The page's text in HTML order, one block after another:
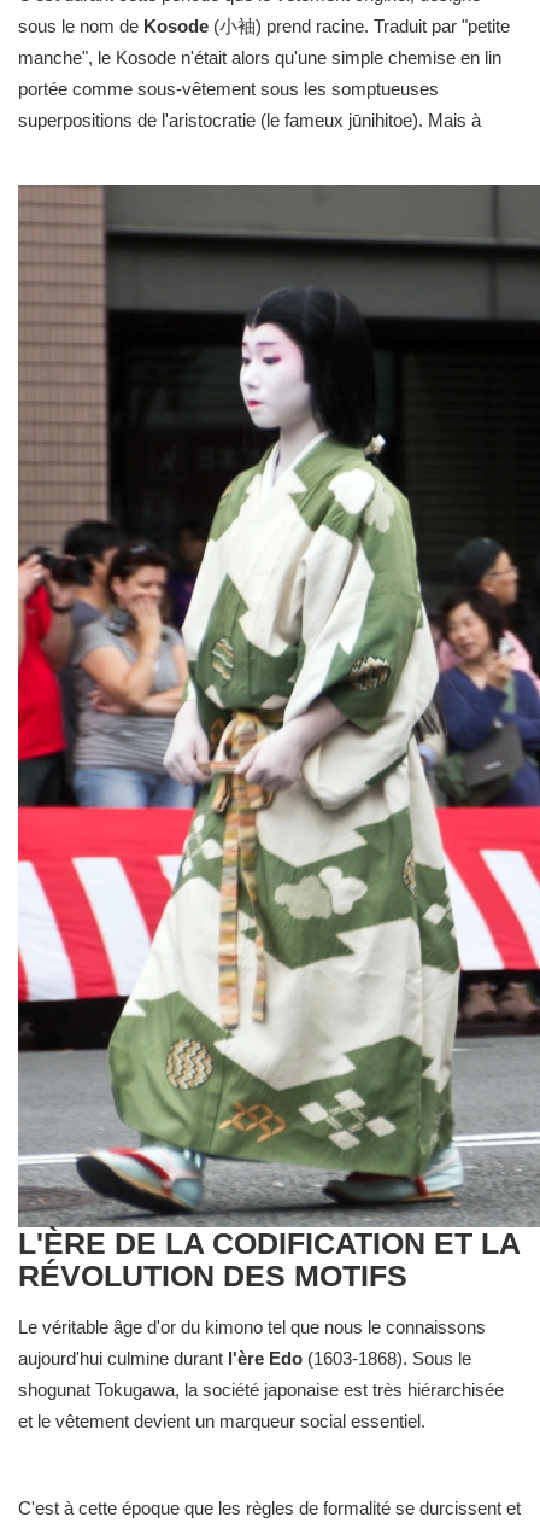
sous le nom de Kosode (小袖) prend racine. Traduit par "petite
manche", le Kosode n'était alors qu'une simple chemise en lin
portée comme sous-vêtement sous les somptueuses
superpositions de l'aristocratie (le fameux jūnihitoe). Mais à
Kosode, avec sa coupe droite en T et son col croisé, a émergé
comme le vêtement de dessus pour toutes les classes
sociales. Il est devenu la toile vierge qui définit aujourd'hui la
silhouette du kimono.
L'ÈRE DE LA CODIFICATION ET LA
RÉVOLUTION DES MOTIFS
Le véritable âge d'or du kimono tel que nous le connaissons
aujourd'hui culmine durant l'ère Edo (1603-1868). Sous le
shogunat Tokugawa, la société japonaise est très hiérarchisée
et le vêtement devient un marqueur social essentiel.
C'est à cette époque que les règles de formalité se durcissent et